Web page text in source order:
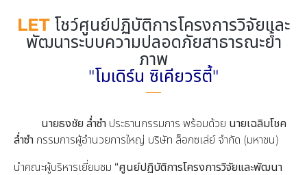
LET โชว์ศูนย์ปฏิบัติการโครงการวิจัยและ
พัฒนาระบบความปลอดภัยสาธารณะย้ำ
ภาพ
"โมเดิร์น ซิเคียวริตี้"
นายธงชัย ล่ำซำ ประธานกรรมการ พร้อมด้วย นายเฉลิมโชค
ล่ำซำ กรรมการผู้อำนวยการใหญ่ บริษัท ล็อกซเล่ย์ จำกัด (มหาชน)
นำคณะผู้บริหารเยี่ยมชม “ศูนย์ปฏิบัติการโครงการวิจัยและพัฒนา